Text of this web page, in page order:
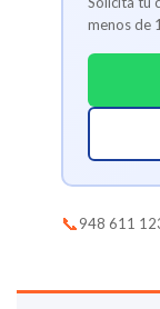
menos de
📞948 611